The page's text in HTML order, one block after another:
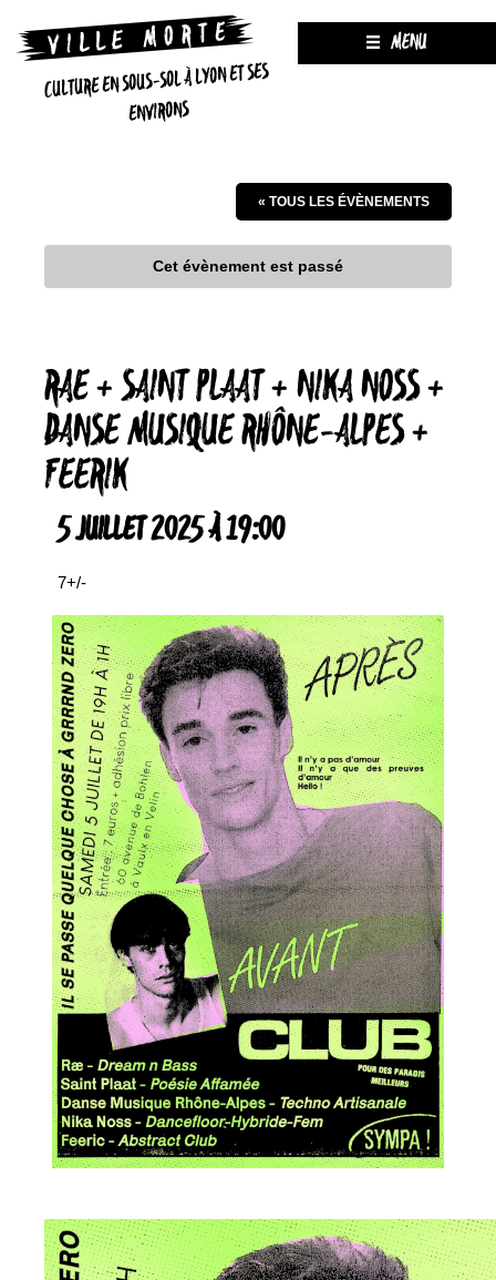
CULTURE EN SOUS-SOL À LYON ET SES
ENVIRONS
MENU
« TOUS LES ÉVÈNEMENTS
Cet évènement est passé
RAE + SAINT PLAAT + NIKA NOSS +
DANSE MUSIQUE RHÔNE-ALPES +
FEERIK
5 JUILLET 2025 À 19:00
7+/-